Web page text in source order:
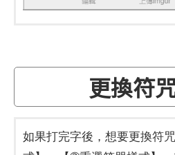
更換符
如果打完字後，想要更換符